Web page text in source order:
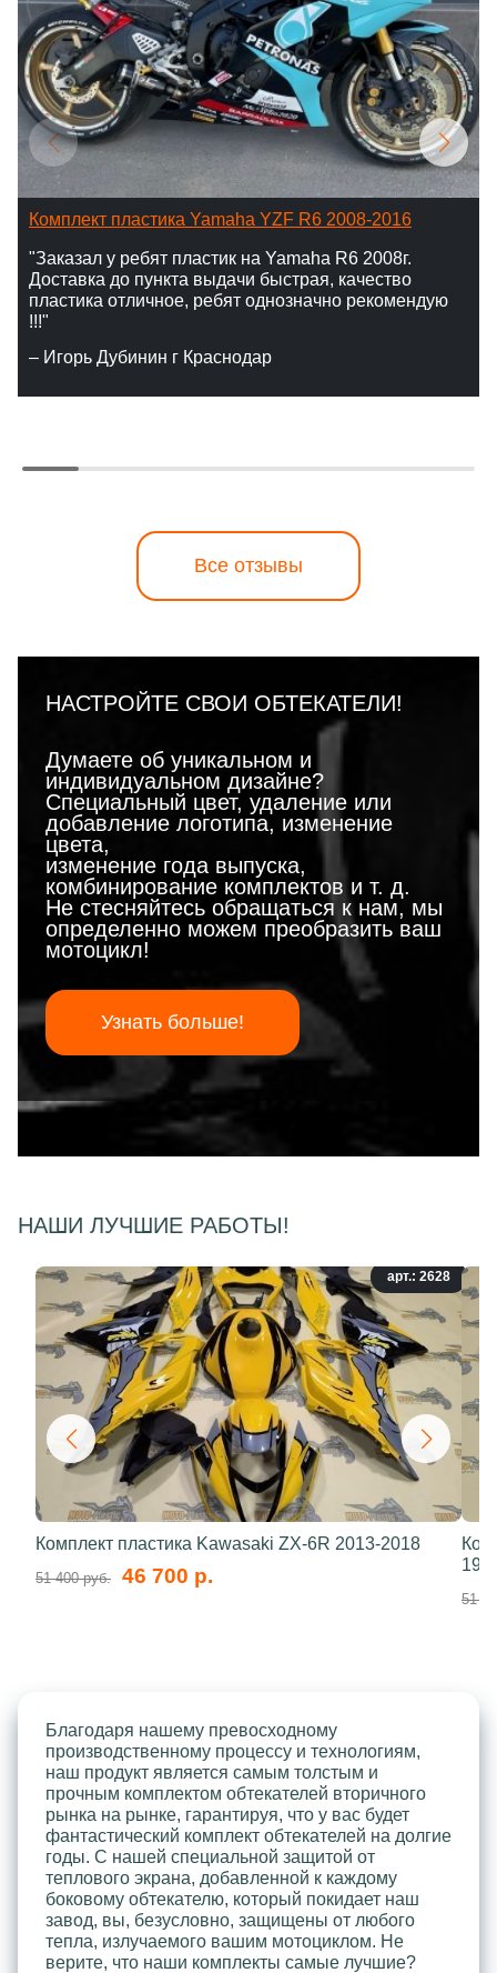
Комплект пластика Yamaha YZF R6 2008-2016
"Заказал у ребят пластик на Yamaha R6 2008г.
Доставка до пункта выдачи быстрая, качество
пластика отличное, ребят однозначно рекомендую
!!!"
– Игорь Дубинин г Краснодар
Все отзывы
НАСТРОЙТЕ СВОИ ОБТЕКАТЕЛИ!
Думаете об уникальном и
индивидуальном дизайне?
Специальный цвет, удаление или
добавление логотипа, изменение
цвета,
изменение года выпуска,
комбинирование комплектов и т. д.
Не стесняйтесь обращаться к нам, мы
определенно можем преобразить ваш
мотоцикл!
Узнать больше!
НАШИ ЛУЧШИЕ РАБОТЫ!
арт.: 2628
Комплект пластика Kawasaki ZX-6R 2013-2018
51 400 руб. 46 700 р.
51
Благодаря нашему превосходному
производственному процессу и технологиям,
наш продукт является самым толстым и
прочным комплектом обтекателей вторичного
рынка на рынке, гарантируя, что у вас будет
фантастический комплект обтекателей на долгие
годы. С нашей специальной защитой от
теплового экрана, добавленной к каждому
боковому обтекателю, который покидает наш
завод, вы, безусловно, защищены от любого
тепла, излучаемого вашим мотоциклом. Не
верите, что наши комплекты самые лучшие?